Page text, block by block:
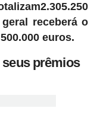
receberá o
euros.
seus prêmios